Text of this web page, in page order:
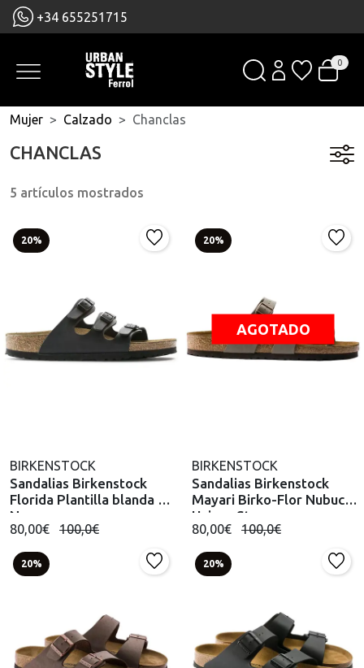
+34 655251715
0
Mujer Calzado Chanclas
CHANCLAS
5 artículos mostrados
20%
BIRKENSTOCK
Sandalias Birkenstock
Florida Plantilla blanda BF
Negro
80,00€ 100,0€
20%
AGOTADO
BIRKENSTOCK
Sandalias Birkenstock
Mayari Birko-Flor Nubuck
Unisex Stone
80,00€ 100,0€
20% 20%